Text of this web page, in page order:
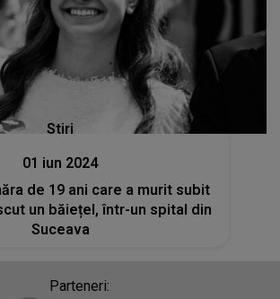
Stiri
01 iun 2024
de 19 ani care a murit subit
un băiețel, într-un spital din
Suceava
Parteneri: